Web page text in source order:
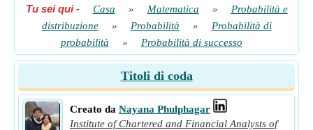
Tu sei qui- Casa » Matematica »
Probabilità e
distribuzione
» Probabilità »
Probabilità di
probabilità
» Probabilità di successo
Titoli di coda
Creato da Nayana Phulphagar
Institute of Chartered and Financial Analysts of